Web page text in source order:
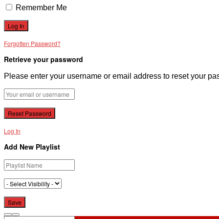
Remember Me
Forgotten Password?
Retrieve your password
Please enter your username or email address to reset your
Log In
Add New Playlist